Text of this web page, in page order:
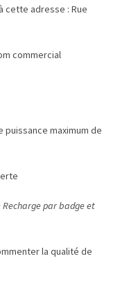
cette adresse : Rue
commercial
puissance maximum de
Recharge par badge et
la qualité de